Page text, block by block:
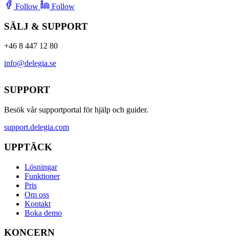
Follow
Follow
SÄLJ & SUPPORT
+46 8 447 12 80
info@delegia.se
SUPPORT
Besök vår supportportal för hjälp och guider.
support.delegia.com
UPPTÄCK
Lösningar
Funktioner
Pris
Om oss
Kontakt
Boka demo
KONCERN